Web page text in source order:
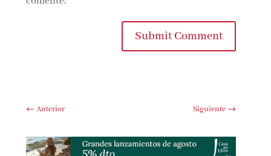
Submit Comment
←Anterior Siguiente→